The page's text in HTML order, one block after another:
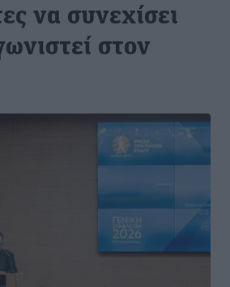
να συνεχίσει
στον